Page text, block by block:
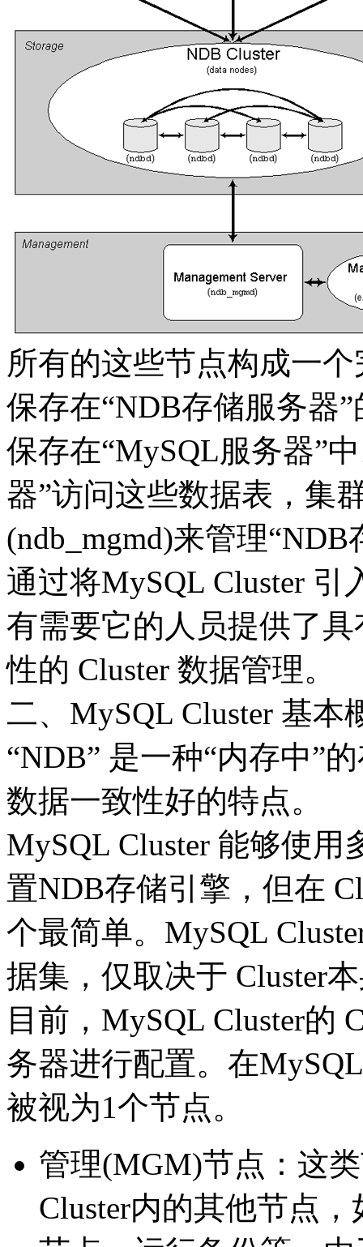
所有的这些节点构成一
保存在“NDB存储服务器
保存在“MySQL服务器”
器”访问这些数据表，集
(ndb_mgmd)来管理
通过将MySQL Cluster
有需要它的人员提供了
性的 Cluster 数据管理。
二、MySQL Cluster 基本
“NDB” 是一种“内存中”
数据一致性好的特点。
MySQL Cluster 能够使
置NDB存储引擎，但在
个最简单。MySQL
据集，仅取决于 Cluster
目前，MySQL Cluster的
务器进行配置。在
被视为1个节点。
管理(MGM)节点：这
Cluster内的其他节点